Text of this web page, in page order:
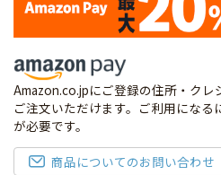
Amazon.co.jpにご登録の住所・クレ
ご注文いただけます。ご利用になる
が必要です。
商品についてのお問い合わせ